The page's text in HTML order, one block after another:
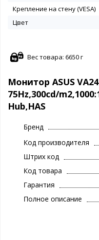
Крепление на стену (VESA)
Цвет
Вес товара: 6650 г
Монитор ASUS
75Hz,300cd/
Hub,HAS
Бренд
Код производителя
Штрих код
Код товара
Гарантия
Полное описание